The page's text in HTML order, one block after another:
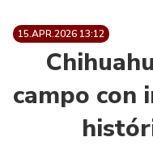
15.APR.2026 13:12
campo con